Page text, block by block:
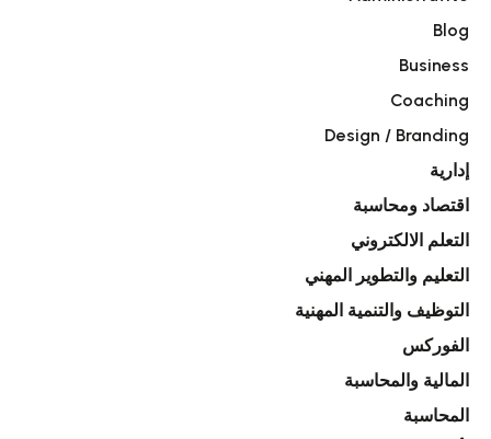
Blog
Business
Coaching
Design / Branding
إدارية
اقتصاد ومحاسبة
التعلم الالكتروني
التعليم والتطوير المهني
التوظيف والتنمية المهنية
الفوركس
المالية والمحاسبة
المحاسبة